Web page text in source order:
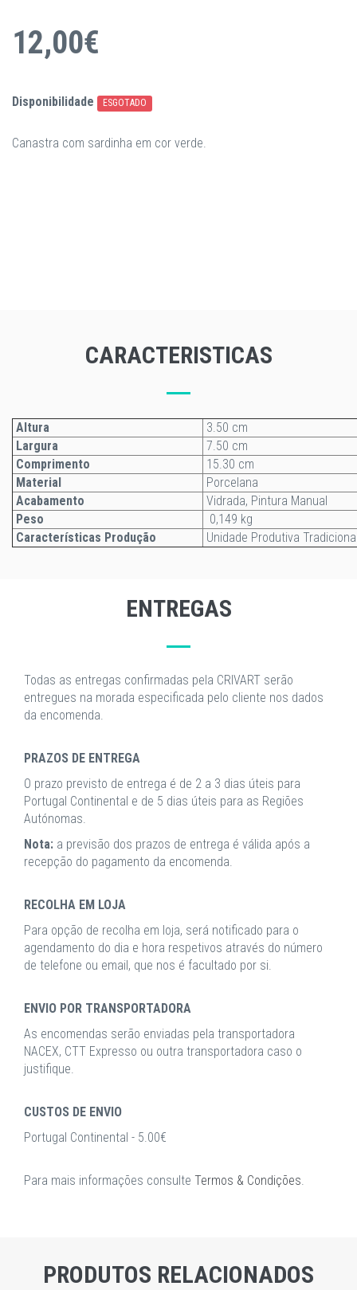
12,00€
Disponibilidade ESGOTADO
Canastra com sardinha em cor verde.
CARACTERISTICAS
Altura
3.50 cm
Largura
7.50 cm
Comprimento
15.30 cm
Material
Porcelana
Acabamento
Vidrada, Pintura Manual
Peso
0,149 kg
Características Produção
Unidade Produtiva
ENTREGAS
Todas as entregas confirmadas pela CRIVART serão
entregues na morada especificada pelo cliente nos dados
da encomenda.
PRAZOS DE ENTREGA
O prazo previsto de entrega é de 2 a 3 dias úteis para
Portugal Continental e de 5 dias úteis para as Regiões
Autónomas.
Nota: a previsão dos prazos de entrega é válida após a
recepção do pagamento da encomenda.
RECOLHA EM LOJA
Para opção de recolha em loja, será notificado para o
agendamento do dia e hora respetivos através do número
de telefone ou email, que nos é facultado por si.
ENVIO POR TRANSPORTADORA
As encomendas serão enviadas pela transportadora
NACEX, CTT Expresso ou outra transportadora caso o
justifique.
CUSTOS DE ENVIO
Portugal Continental - 5.00€
Para mais informações consulte Termos & Condições.
PRODUTOS RELACIONADOS